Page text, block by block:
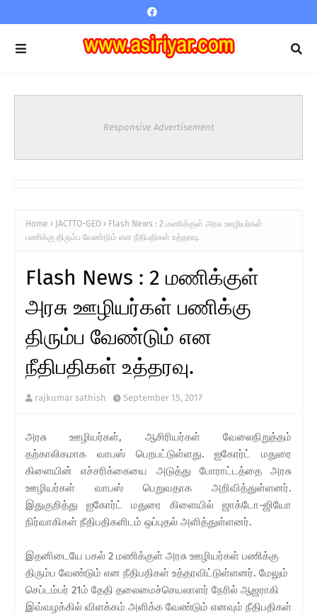
Responsive Advertisement
Home JACTTO-GEO
Flash News : 2 மணிக்குள் அரசு ஊழியர்கள்
பணிக்கு திரும்ப வேண்டும் என நீதிபதிகள் உத்தரவு.
Flash News : 2 மணிக்குள்
அரசு ஊழியர்கள் பணிக்கு
திரும்ப வேண்டும் என
நீதிபதிகள் உத்தரவு.
rajkumar sathish September 15, 2017
அரசு ஊழியர்கள், ஆசிரியர்கள் வேலைநிறுத்தம்
தற்காலிகமாக வாபஸ் பெறபட்டுள்ளது. ஐகோர்ட் மதுரை
கிளையின் எச்சரிக்கையை அடுத்து போராட்டத்தை அரசு
ஊழியர்கள் வாபஸ் பெறுவதாக அறிவித்துள்ளனர்.
இதுகுறித்து ஐகோர்ட் மதுரை கிளையில் ஜாக்டோ-ஜியோ
நிர்வாகிகள் நீதிபதிகளிடம் ஒப்புதல் அளித்துள்ளனர்.
இதனிடையே பகல் 2 மணிக்குள் அரசு ஊழியர்கள் பணிக்கு
திரும்ப வேண்டும் என நீதிபதிகள் உத்தரவிட்டுள்ளனர். மேலும்
செப்டம்பர் 21ம் தேதி தலைமைச்செயலாளர் நேரில் ஆஜராகி
இவ்வழக்கில் விளக்கம் அளிக்க வேண்டும் எனவும் நீதிபதிகள்